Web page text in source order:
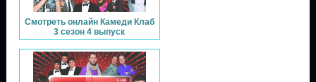
Смотреть онлайн Камеди Клаб
3 сезон 4 выпуск